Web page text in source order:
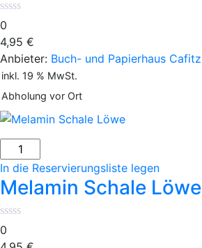
0
4,95 €
Anbieter: Buch- und Papierhaus Cafitz
inkl. 19 % MwSt.
Abholung vor Ort
Melamin
Schale
Löwe
Menge
In die Reservierungsliste legen
Melamin Schale Löwe
0